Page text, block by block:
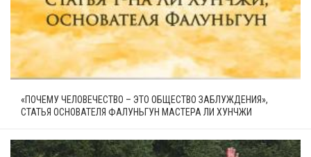
«ПОЧЕМУ ЧЕЛОВЕЧЕСТВО – ЭТО ОБЩЕСТВО ЗАБЛУЖДЕНИЯ»,
СТАТЬЯ ОСНОВАТЕЛЯ ФАЛУНЬГУН МАСТЕРА ЛИ ХУНЧЖИ